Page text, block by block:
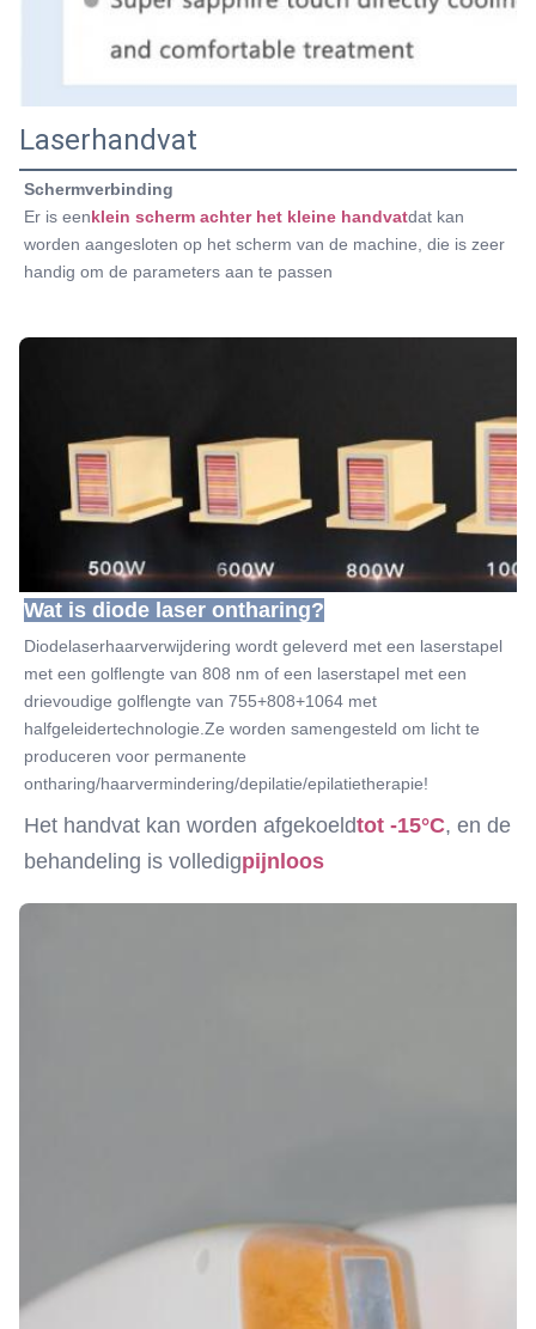
Laserhandvat
Schermverbinding
Er is eenklein scherm achter het kleine handvatdat kan
worden aangesloten op het scherm van de machine, die is zeer
handig om de parameters aan te passen
Wat is diode laser ontharing?
Diodelaserhaarverwijdering wordt geleverd met een laserstapel
met een golflengte van 808 nm of een laserstapel met een
drievoudige golflengte van 755+808+1064 met
halfgeleidertechnologie.Ze worden samengesteld om licht te
produceren voor permanente
ontharing/haarvermindering/depilatie/epilatietherapie!
Het handvat kan worden afgekoeldtot -15°C, en de
behandeling is volledigpijnloos